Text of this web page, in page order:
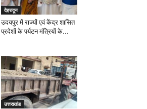
देहरादून
उदयपुर में राज्यों एवं केंद्र शासित
प्रदेशों के पर्यटन मंत्रियों के...
उत्तराखंड